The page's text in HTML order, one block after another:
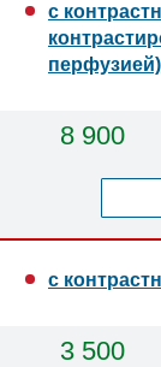
с
8 900
с
3 500